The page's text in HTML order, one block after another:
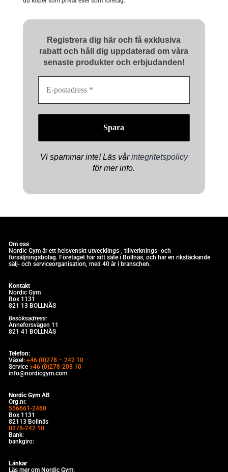
Registrera dig här och få exklusiva
rabatt och håll dig uppdaterad om våra
senaste produkter och erbjudanden!
postadress
Vi spammar inte! Läs vårintegritetspolicy
för mer info.
Om oss
Nordic Gym är ett helsvenskt utvecklings-, tillverknings- och
försäljningsbolag. Företaget har sitt säte i Bollnäs, och har en rikstäckande
sälj- och serviceorganisation, med 40 år i branschen.
Kontakt
Nordic Gym
Box 1131
821 13 BOLLNÄS
Besöksadress:
Anneforsvägen 11
821 41 BOLLNÄS
Telefon:
Växel: +46 (0)278 – 242 10
Service +46 (0)278-203 10
info@nordicgym.com
Nordic Gym AB
Org.nr.
556661-2460
Box 1131
82113 Bollnäs
0278-242 10
Bank:
bankgiro:
Länkar
Läs mer om Nordic Gym: